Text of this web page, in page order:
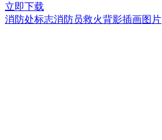
立即下载
消防处标志消防员救火背影插画图片